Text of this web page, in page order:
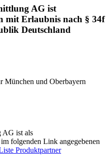
AG ist
mit Erlaubnis nach § 34f
Deutschland
München und Oberbayern
ist als
folgenden Link angegebenen
Produktpartner